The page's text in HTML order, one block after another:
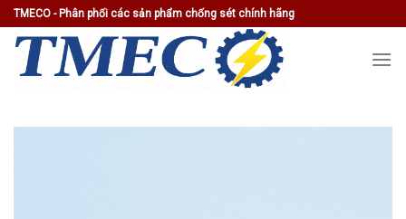
Skip
to
content
TMECO - Phân phối các sản phẩm chống sét chính hãng